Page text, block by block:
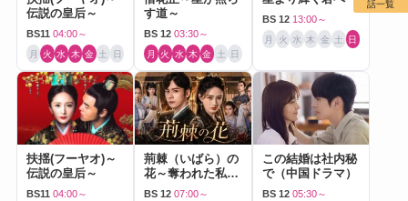
伝説の皇后～
BS11 04:00～
月 火 水 木 金 土 日
す道～
BS 12 03:30～
月 火 水 木 金 土 日
BS 12 13:00～
月 火 水 木 金 土 日
扶揺(フーヤオ)～
伝説の皇后～
BS11 04:00～
荊棘（いばら）の
花～奪われた私～
（中国ドラマ）
BS 12 07:00～
この結婚は社内秘
で（中国ドラマ）
BS 12 05:30～
話一覧